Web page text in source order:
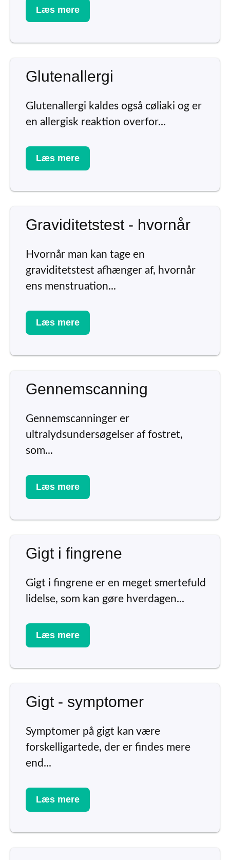
Læs mere
Glutenallergi
Glutenallergi kaldes også cøliaki og er
en allergisk reaktion overfor...
Læs mere
Graviditetstest - hvornår
Hvornår man kan tage en
graviditetstest afhænger af, hvornår
ens menstruation...
Læs mere
Gennemscanning
Gennemscanninger er
ultralydsundersøgelser af fostret,
som...
Læs mere
Gigt i fingrene
Gigt i fingrene er en meget smertefuld
lidelse, som kan gøre hverdagen...
Læs mere
Gigt - symptomer
Symptomer på gigt kan være
forskelligartede, der er findes mere
end...
Læs mere